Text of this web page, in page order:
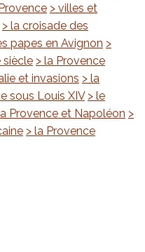
> villes et
> la croisade des
papes en Avignon >
siècle > la Provence
et invasions > la
sous Louis XIV > le
Provence et Napoléon >
> la Provence